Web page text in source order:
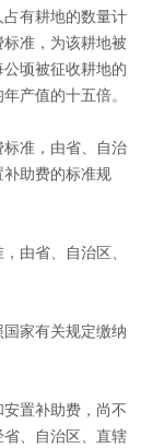
有耕地的数量计
准，为该耕地被
顷被征收耕地的
产值的十五倍。
准，由省、自治
助费的标准规
由省、自治区、
家有关规定缴纳
置补助费，尚不
、自治区、直辖